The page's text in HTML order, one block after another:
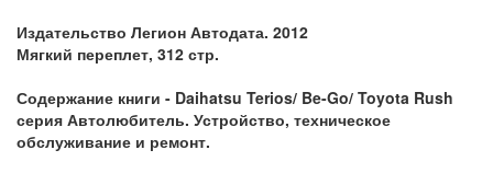
Издательство Легион Автодата. 2012
Мягкий переплет, 312 стр.
Содержание книги - Daihatsu Terios/ Be-Go/ Toyota Rush
серия Автолюбитель. Устройство, техническое
обслуживание и ремонт.